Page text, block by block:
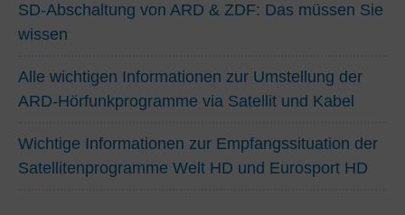
SD-Abschaltung von ARD & ZDF: Das müssen Sie
wissen
Alle wichtigen Informationen zur Umstellung der
ARD-Hörfunkprogramme via Satellit und Kabel
Wichtige Informationen zur Empfangssituation der
Satellitenprogramme Welt HD und Eurosport HD